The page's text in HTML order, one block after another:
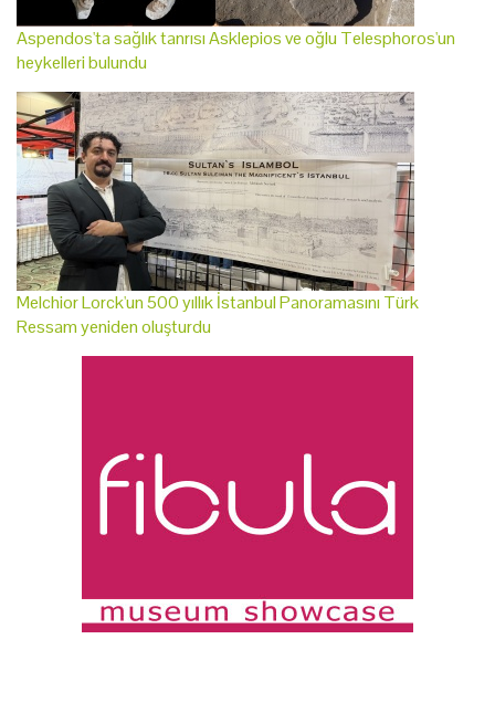
Aspendos'ta sağlık tanrısı Asklepios ve oğlu Telesphoros'un
heykelleri bulundu
Melchior Lorck'un 500 yıllık İstanbul Panoramasını Türk
Ressam yeniden oluşturdu